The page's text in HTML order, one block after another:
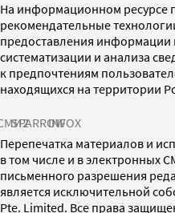
На информационном ресурсе
рекомендательные
предоставления информации
систематизации и анализа
к предпочтениям
находящихся на территории
SPARROWINFOX
Перепечатка материалов и
в том числе и в электронных
письменного разрешения
является исключительной
Pte. Limited. Все права